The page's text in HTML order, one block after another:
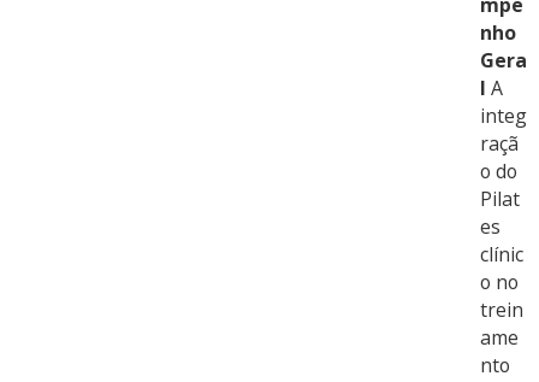
nho
Gera
l A
integ
raçã
o do
Pilat
es
clínic
o no
trein
ame
nto